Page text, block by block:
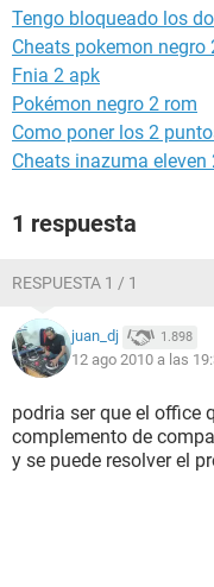
Tengo bloqueado los
Cheats pokemon negro
Fnia 2 apk
Pokémon negro 2 rom
Como poner los 2
Cheats inazuma eleven
1 respuesta
RESPUESTA 1 / 1
juan_dj 1.898
12 ago 2010 a las
podria ser que el office
complemento de
y se puede resolver el